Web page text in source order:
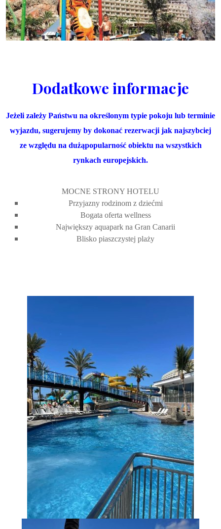
Dodatkowe informacje
Jeżeli zależy Państwu na określonym typie pokoju lub terminie
wyjazdu, sugerujemy by dokonać rezerwacji jak najszybciej
ze względu na dużąpopularność obiektu na wszystkich
rynkach europejskich.
MOCNE STRONY HOTELU
Przyjazny rodzinom z dziećmi
Bogata oferta wellness
Największy aquapark na Gran Canarii
Blisko piaszczystej plaży